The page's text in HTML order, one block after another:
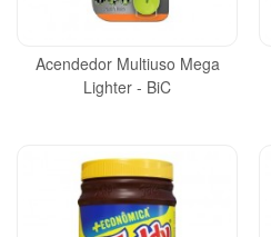
Acendedor Multiuso Mega
Lighter - BiC